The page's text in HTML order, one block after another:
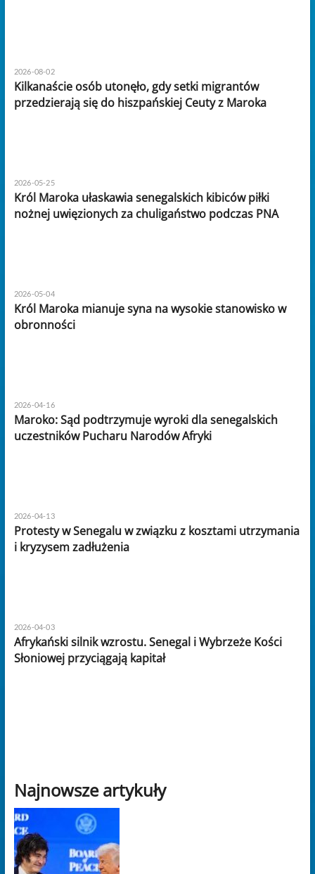
2026-08-02
Kilkanaście osób utonęło, gdy setki migrantów
przedzierają się do hiszpańskiej Ceuty z Maroka
2026-05-25
Król Maroka ułaskawia senegalskich kibiców piłki
nożnej uwięzionych za chuligaństwo podczas PNA
2026-05-04
Król Maroka mianuje syna na wysokie stanowisko w
obronności
2026-04-16
Maroko: Sąd podtrzymuje wyroki dla senegalskich
uczestników Pucharu Narodów Afryki
2026-04-13
Protesty w Senegalu w związku z kosztami utrzymania
i kryzysem zadłużenia
2026-04-03
Afrykański silnik wzrostu. Senegal i Wybrzeże Kości
Słoniowej przyciągają kapitał
Najnowsze artykuły